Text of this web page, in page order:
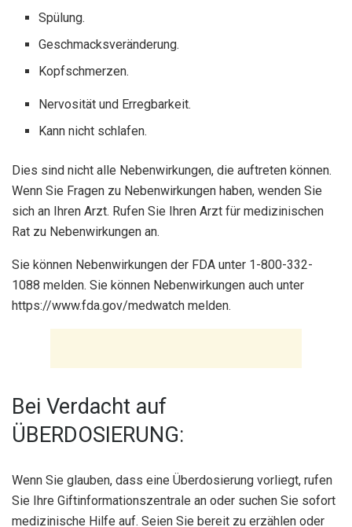
Spülung.
Geschmacksveränderung.
Kopfschmerzen.
Nervosität und Erregbarkeit.
Kann nicht schlafen.
Dies sind nicht alle Nebenwirkungen, die auftreten können.
Wenn Sie Fragen zu Nebenwirkungen haben, wenden Sie
sich an Ihren Arzt. Rufen Sie Ihren Arzt für medizinischen
Rat zu Nebenwirkungen an.
Sie können Nebenwirkungen der FDA unter 1-800-332-
1088 melden. Sie können Nebenwirkungen auch unter
https://www.fda.gov/medwatch melden.
Bei Verdacht auf
ÜBERDOSIERUNG:
Wenn Sie glauben, dass eine Überdosierung vorliegt, rufen
Sie Ihre Giftinformationszentrale an oder suchen Sie sofort
medizinische Hilfe auf. Seien Sie bereit zu erzählen oder